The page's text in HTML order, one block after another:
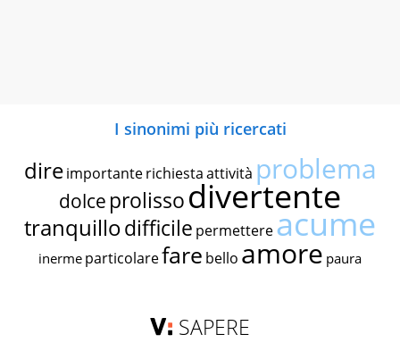
I sinonimi più ricercati
dire importante richiestaattività problema
dolce prolissodivertente
tranquillodifficile permettereacume
inerme particolarefare bello amore paura
SAPERE